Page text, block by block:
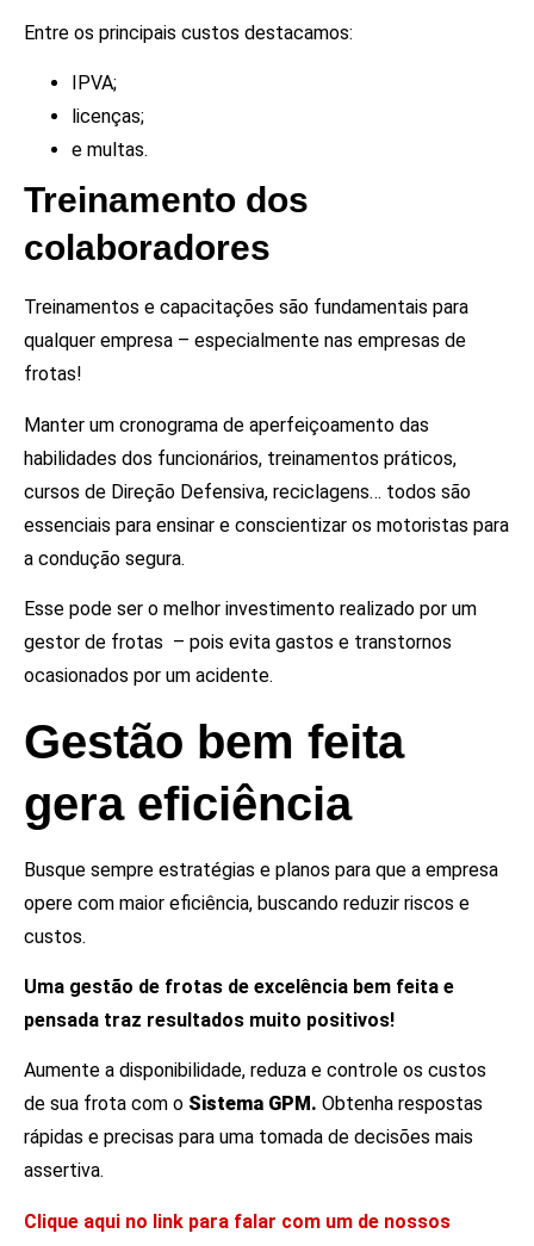
Entre os principais custos destacamos:
IPVA;
licenças;
e multas.
Treinamento dos
colaboradores
Treinamentos e capacitações são fundamentais para
qualquer empresa – especialmente nas empresas de
frotas!
Manter um cronograma de aperfeiçoamento das
habilidades dos funcionários, treinamentos práticos,
cursos de Direção Defensiva, reciclagens… todos são
essenciais para ensinar e conscientizar os motoristas para
a condução segura.
Esse pode ser o melhor investimento realizado por um
gestor de frotas – pois evita gastos e transtornos
ocasionados por um acidente.
Gestão bem feita
gera eficiência
Busque sempre estratégias e planos para que a empresa
opere com maior eficiência, buscando reduzir riscos e
custos.
Uma gestão de frotas de excelência bem feita e
pensada traz resultados muito positivos!
Aumente a disponibilidade, reduza e controle os custos
de sua frota com o Sistema GPM. Obtenha respostas
rápidas e precisas para uma tomada de decisões mais
assertiva.
Clique aqui no link para falar com um de nossos